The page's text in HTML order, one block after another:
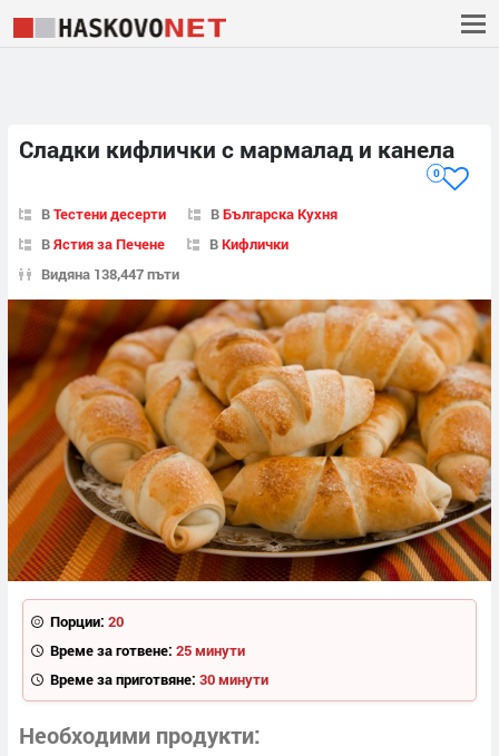
Сладки кифлички с мармалад и канела
0
ВТестени десерти ВБългарска Кухня
ВЯстия за Печене ВКифлички
Видяна 138,447 пъти
Порции: 20
Време за готвене: 25 минути
Време за приготвяне: 30 минути
Необходими продукти